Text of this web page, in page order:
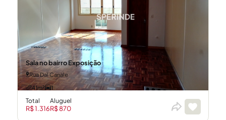
Sala no bairro Exposição
Rua Dal Canale
41m²
1
Total
R$ 1.316
Aluguel
R$ 870